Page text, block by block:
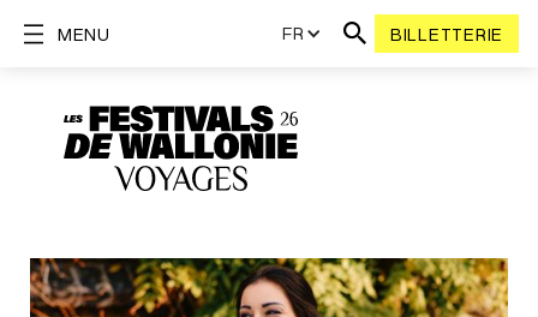
FR BILLETTERIE
MENU